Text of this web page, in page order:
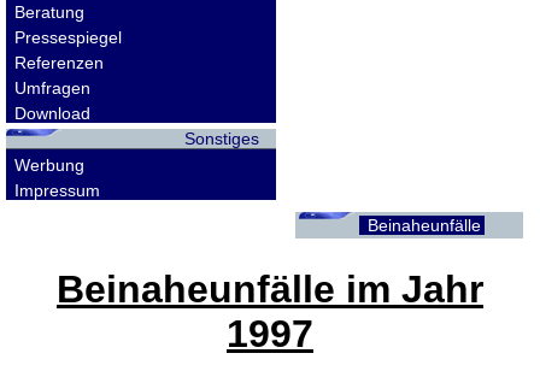
Beratung
Pressespiegel
Referenzen
Umfragen
Download
Sonstiges
Werbung
Impressum
Beinaheunfälle
Beinaheunfälle im Jahr
1997